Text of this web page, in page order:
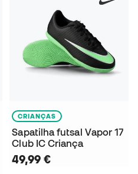
CRIANÇAS
Sapatilha futsal Vapor 17
Club IC Criança
49,99 €